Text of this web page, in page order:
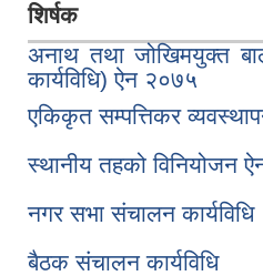
शिर्षक
अनाथ तथा जोखिमयुक्त
कार्यविधि) ऐन २०७५
एकिकृत सम्पत्तिकर
स्थानीय तहको विनियोजन
नगर सभा संचालन कार्यविधि
बैठक संचालन कार्यविधि